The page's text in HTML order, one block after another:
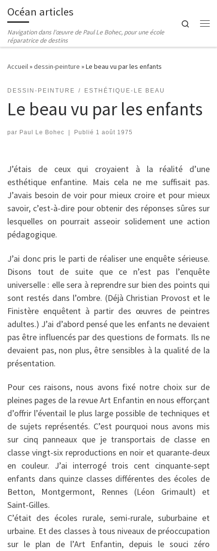
Passer au contenu
Océan articles
Navigation dans l'œuvre de Paul Le Bohec, pour une école
réparatrice de destins
Search
Accueil»dessin-peinture »Le beau vu par les enfants
DESSIN-PEINTURE ESTHÉTIQUE-LE BEAU
Le beau vu par les enfants
par Paul Le Bohec Publié 1 août 1975
J’étais de ceux qui croyaient à la réalité d’une
esthétique enfantine. Mais cela ne me suffisait pas.
J’avais besoin de voir pour mieux croire et pour mieux
savoir, c’est-à-dire pour obtenir des réponses sûres sur
lesquelles on pourrait asseoir solidement une action
pédagogique.
J’ai donc pris le parti de réaliser une enquête sérieuse.
Disons tout de suite que ce n’est pas l’enquête
universelle : elle sera à reprendre sur bien des points qui
sont restés dans l’ombre. (Déjà Christian Provost et le
Finistère enquêtent à partir des œuvres de peintres
adultes.) J’ai d’abord pensé que les enfants ne devaient
pas être influencés par des questions de formats. Ils ne
devaient pas, non plus, être sensibles à la qualité de la
présentation.
Pour ces raisons, nous avons fixé notre choix sur de
pleines pages de la revue Art Enfantin en nous efforçant
d’offrir l’éventail le plus large possible de techniques et
de sujets représentés. C’est pourquoi nous avons mis
sur cinq panneaux que je transportais de classe en
classe vingt-six reproductions en noir et quarante-deux
en couleur. J’ai interrogé trois cent cinquante-sept
enfants dans quinze classes différentes des écoles de
Betton, Montgermont, Rennes (Léon Grimault) et
Saint-Gilles.
C’était des écoles rurale, semi-rurale, suburbaine et
urbaine. Et des classes à tous niveaux de préoccupation
sur le plan de l’Art Enfantin, depuis le souci zéro